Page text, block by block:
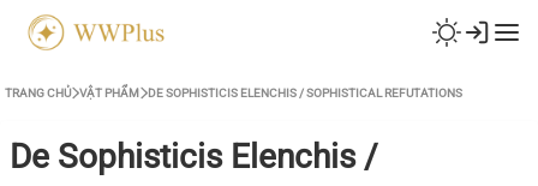
TRANG CHỦ VẬT PHẨM DE SOPHISTICIS ELENCHIS / SOPHISTICAL REFUTATIONS
De Sophisticis Elenchis /